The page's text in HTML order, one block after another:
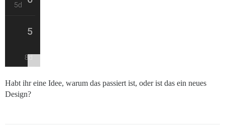
Habt ihr eine Idee, warum das passiert ist, oder ist das ein neues
Design?